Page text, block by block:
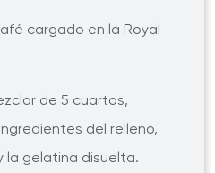
cargado en la Royal
de 5 cuartos,
del relleno,
la gelatina disuelta.